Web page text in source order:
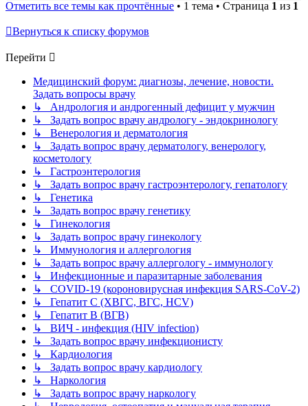
Отметить все темы как прочтённые • 1 тема • Страница 1 из 1
Вернуться к списку форумов
Перейти
Медицинский форум: диагнозы, лечение, новости.
Задать вопросы врачу
↳ Андрология и андрогенный дефицит у мужчин
↳ Задать вопрос врачу андрологу - эндокринологу
↳ Венерология и дерматология
↳ Задать вопрос врачу дерматологу, венерологу,
косметологу
↳ Гастроэнтерология
↳ Задать вопрос врачу гастроэнтерологу, гепатологу
↳ Генетика
↳ Задать вопрос врачу генетику
↳ Гинекология
↳ Задать вопрос врачу гинекологу
↳ Иммунология и аллергология
↳ Задать вопрос врачу аллергологу - иммунологу
↳ Инфекционные и паразитарные заболевания
↳ COVID-19 (короновирусная инфекция SARS-CoV-2)
↳ Гепатит C (ХВГС, ВГС, HCV)
↳ Гепатит B (ВГВ)
↳ ВИЧ - инфекция (HIV infection)
↳ Задать вопрос врачу инфекционисту
↳ Кардиология
↳ Задать вопрос врачу кардиологу
↳ Наркология
↳ Задать вопрос врачу наркологу